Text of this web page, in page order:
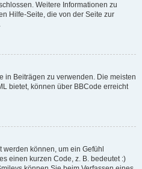
Weitere Informationen zu
Hilfe-Seite, die von der Seite zur
in Beiträgen zu verwenden. Die meisten
bietet, können über BBCode erreicht
können, um ein Gefühl
einen kurzen Code, z. B. bedeutet :)